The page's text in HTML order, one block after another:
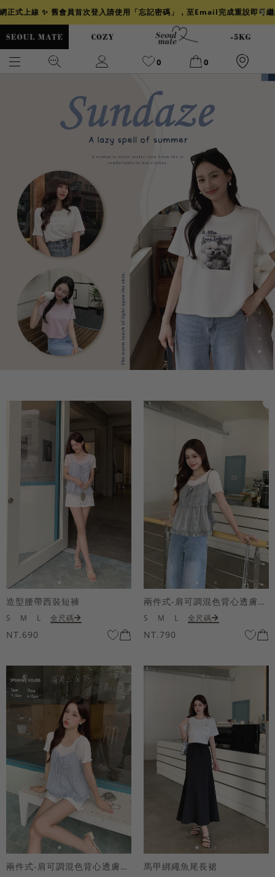
正式上線 ✨ 舊會員首次登入請使用「忘記密碼」，至Email完成重設即可
0 0
背心
透膚 小香 牛仔
襯衫 褲裙 冰感
涼感
造型腰帶西裝短褲
S M L 全尺碼
NT.690
兩件式-肩可調混色背心透膚上衣套組
S M L 全尺碼
NT.790
兩件式-肩可調混色背心透膚上衣套組 馬甲綁繩魚尾長裙